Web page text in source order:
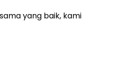
yang baik, kami